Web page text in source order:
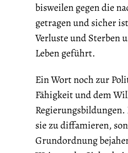
bisweilen gegen die
getragen und sicher
Verluste und Sterben
Leben geführt.
Ein Wort noch zur
Fähigkeit und dem
sie zu diffamieren,
Grundordnung